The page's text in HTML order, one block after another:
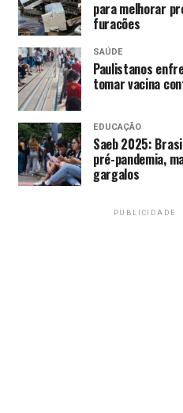
para melhorar
furacões
SAÚDE
Paulistanos
tomar vacina
EDUCAÇÃO
Saeb 2025:
pré-pandemia,
gargalos
PUBLICIDADE